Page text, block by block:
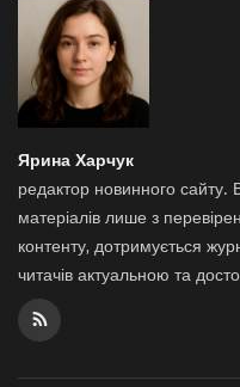
Ярина Харчук
редактор новинного сайту.
матеріалів лише з
контенту, дотримується
читачів актуальною та